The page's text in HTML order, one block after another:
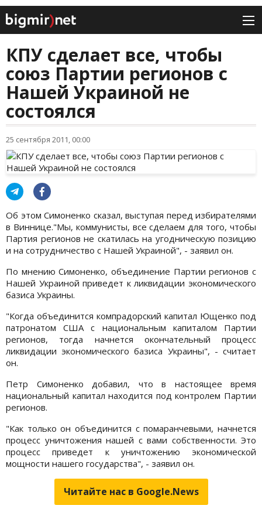
КПУ сделает все, чтобы
союз Партии регионов с
Нашей Украиной не
состоялся
25 сентября 2011, 00:00
Об этом Симоненко сказал, выступая перед избирателями
в Виннице."Мы, коммунисты, все сделаем для того, чтобы
Партия регионов не скатилась на угодническую позицию
и на сотрудничество с Нашей Украиной", - заявил он.
По мнению Симоненко, объединение Партии регионов с
Нашей Украиной приведет к ликвидации экономического
базиса Украины.
"Когда объединится компрадорский капитал Ющенко под
патронатом США с национальным капиталом Партии
регионов, тогда начнется окончательный процесс
ликвидации экономического базиса Украины", - считает
он.
Петр Симоненко добавил, что в настоящее время
национальный капитал находится под контролем Партии
регионов.
"Как только он объединится с помаранчевыми, начнется
процесс уничтожения нашей с вами собственности. Это
процесс приведет к уничтожению экономической
мощности нашего государства", - заявил он.
Читайте нас в Google.News